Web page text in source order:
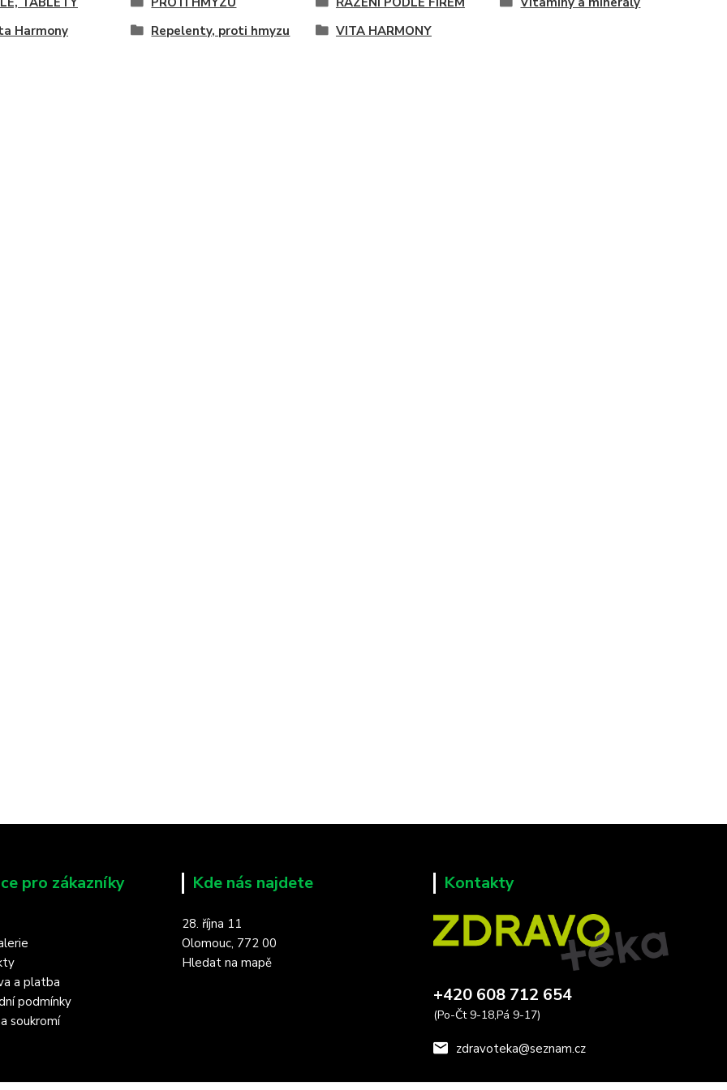
Harmony
Repelenty, proti hmyzu VITA HARMONY
pro zákazníky
a platba
podmínky
soukromí
Kde nás najdete
28. října 11
Olomouc, 772 00
Hledat na mapě
Kontakty
+420 608 712 654
(Po-Čt 9-18,Pá 9-17)
zdravoteka@seznam.cz